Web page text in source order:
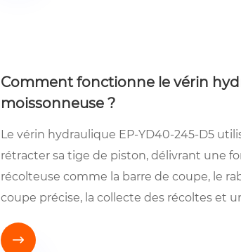
Comment fonctionne le vérin
moissonneuse ?
Le vérin hydraulique EP-YD40-245-D5
rétracter sa tige de piston, délivrant une
récolteuse comme la barre de coupe, le
coupe précise, la collecte des récoltes et
